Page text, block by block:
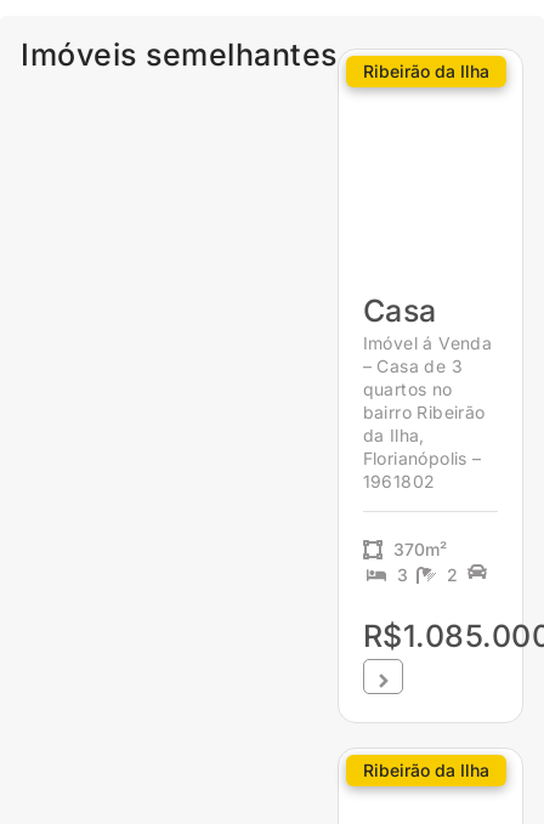
Imóveis semelhantes Ribeirão da Ilha
Casa
Imóvel á Venda
– Casa de 3
quartos no
bairro Ribeirão
da Ilha,
Florianópolis –
1961802
370m²
3
2
Ribeirão da Ilha